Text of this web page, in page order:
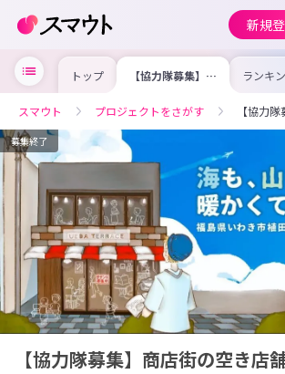
新規
トップ 【協力隊募集】商
店街の空き店舗等
一緒に行いません
か？
ランキ
スマウト プロジェクトをさがす 【協力
募集終了
【協力隊募集】商店街の空き店